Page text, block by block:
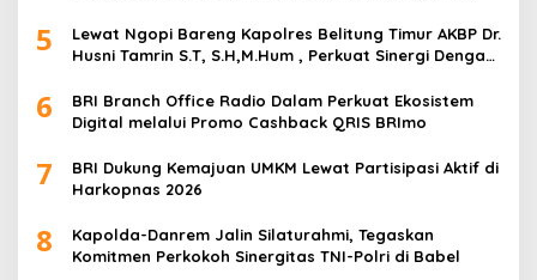
5
Lewat Ngopi Bareng Kapolres Belitung Timur AKBP Dr.
Husni Tamrin S.T, S.H,M.Hum , Perkuat Sinergi Dengan
6
BRI Branch Office Radio Dalam Perkuat Ekosistem
Digital melalui Promo Cashback QRIS BRImo
7
BRI Dukung Kemajuan UMKM Lewat Partisipasi Aktif di
Harkopnas 2026
8
Kapolda-Danrem Jalin Silaturahmi, Tegaskan
Komitmen Perkokoh Sinergitas TNI-Polri di Babel